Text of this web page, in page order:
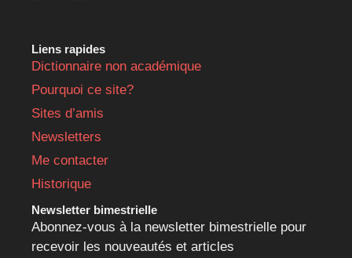
Liens rapides
Dictionnaire non académique
Pourquoi ce site?
Sites d’amis
Newsletters
Me contacter
Historique
Newsletter bimestrielle
Abonnez-vous à la newsletter bimestrielle pour
recevoir les nouveautés et articles